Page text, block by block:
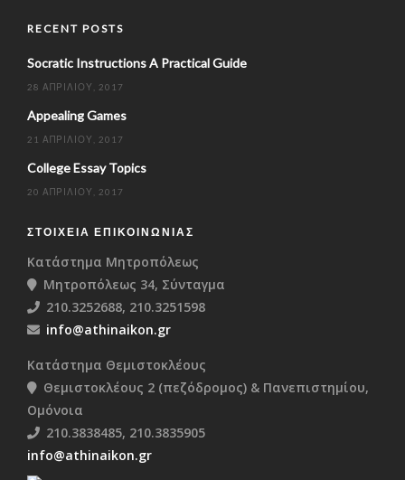
RECENT POSTS
Socratic Instructions A Practical Guide
28 ΑΠΡΙΛΊΟΥ, 2017
Appealing Games
21 ΑΠΡΙΛΊΟΥ, 2017
College Essay Topics
20 ΑΠΡΙΛΊΟΥ, 2017
ΣΤΟΙΧΕΊΑ ΕΠΙΚΟΙΝΩΝΊΑΣ
Κατάστημα Μητροπόλεως
Μητροπόλεως 34, Σύνταγμα
210.3252688, 210.3251598
info@athinaikon.gr
Κατάστημα Θεμιστοκλέους
Θεμιστοκλέους 2 (πεζόδρομος) & Πανεπιστημίου,
Ομόνοια
210.3838485, 210.3835905
info@athinaikon.gr